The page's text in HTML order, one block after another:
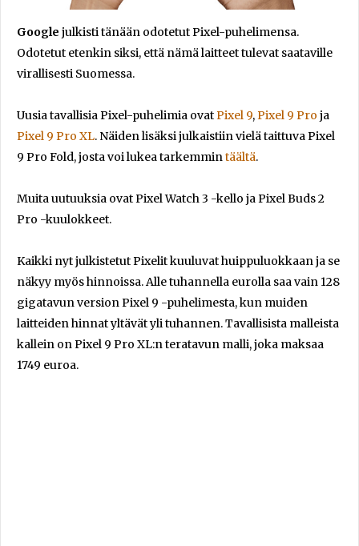
Google julkisti tänään odotetut Pixel-puhelimensa.
Odotetut etenkin siksi, että nämä laitteet tulevat saataville
virallisesti Suomessa.
Uusia tavallisia Pixel-puhelimia ovat Pixel 9, Pixel 9 Pro ja
Pixel 9 Pro XL. Näiden lisäksi julkaistiin vielä taittuva Pixel
9 Pro Fold, josta voi lukea tarkemmin täältä.
Muita uutuuksia ovat Pixel Watch 3 -kello ja Pixel Buds 2
Pro -kuulokkeet.
Kaikki nyt julkistetut Pixelit kuuluvat huippuluokkaan ja se
näkyy myös hinnoissa. Alle tuhannella eurolla saa vain 128
gigatavun version Pixel 9 -puhelimesta, kun muiden
laitteiden hinnat yltävät yli tuhannen. Tavallisista malleista
kallein on Pixel 9 Pro XL:n teratavun malli, joka maksaa
1749 euroa.